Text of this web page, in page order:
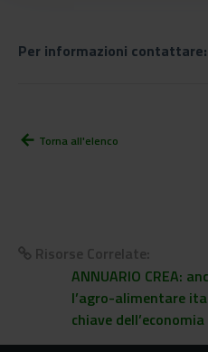
Per informazioni contattare:
arrow_back Torna all'elenco
Risorse Correlate:
ANNUARIO CREA:
l’agro-alimentare
chiave dell’economia